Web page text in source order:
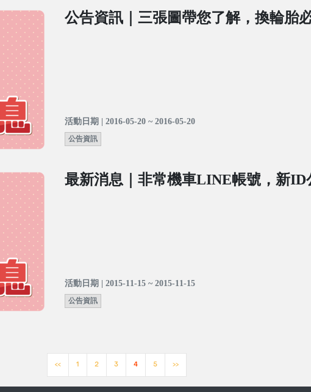
公告資訊｜三張圖帶您了解，換輪胎
活動日期 | 2016-05-20 ~ 2016-05-20
公告資訊
最新消息｜非常機車LINE帳號，新ID
活動日期 | 2015-11-15 ~ 2015-11-15
公告資訊
<< 1 2 3 4 5 >>